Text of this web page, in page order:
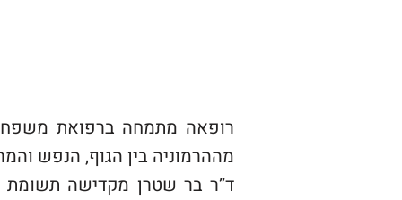
רופאה מתמחה ברפואת
מההרמוניה בין הגוף, הנפש
ד”ר בר שטרן מקדישה תשומת